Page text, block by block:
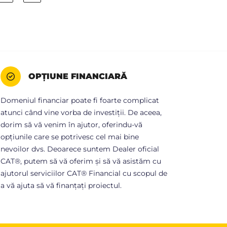
OPȚIUNE FINANCIARĂ
Domeniul financiar poate fi foarte complicat
atunci când vine vorba de investiții. De aceea,
dorim să vă venim în ajutor, oferindu-vă
opțiunile care se potrivesc cel mai bine
nevoilor dvs. Deoarece suntem Dealer oficial
CAT®, putem să vă oferim și să vă asistăm cu
ajutorul serviciilor CAT® Financial cu scopul de
a vă ajuta să vă finanțați proiectul.